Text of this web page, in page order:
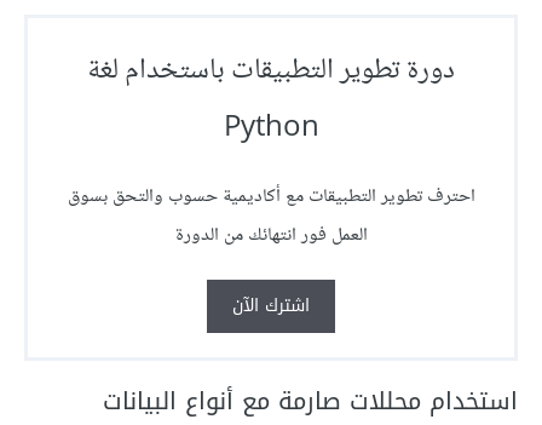
دورة تطوير التطبيقات باستخدام لغة
Python
احترف تطوير التطبيقات مع أكاديمية حسوب والتحق بسوق
العمل فور انتهائك من الدورة
اشترك الآن
استخدام محللات صارمة مع أنواع البيانات